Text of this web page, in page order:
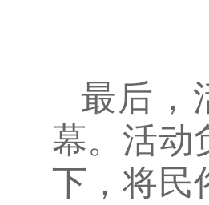
最后，
幕。活动
下，将民